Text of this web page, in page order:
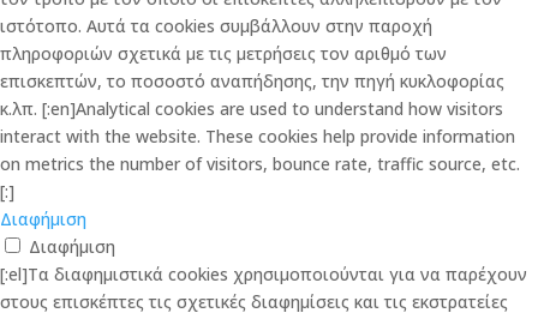
ιστότοπο. Αυτά τα cookies συμβάλλουν στην παροχή
πληροφοριών σχετικά με τις μετρήσεις τον αριθμό των
επισκεπτών, το ποσοστό αναπήδησης, την πηγή κυκλοφορίας
κ.λπ. [:en]Analytical cookies are used to understand how visitors
interact with the website. These cookies help provide information
on metrics the number of visitors, bounce rate, traffic source, etc.
[:]
Διαφήμιση
Διαφήμιση
[:el]Τα διαφημιστικά cookies χρησιμοποιούνται για να παρέχουν
στους επισκέπτες τις σχετικές διαφημίσεις και τις εκστρατείες